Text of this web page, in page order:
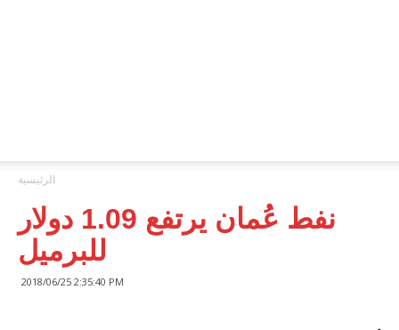
الرئيسية
نفط عُمان يرتفع 1.09 دولار
للبرميل
2018/06/25 2:35:40 PM